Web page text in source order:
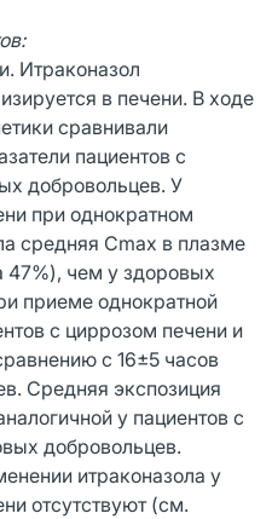
Итраконазол
в печени. В ходе
сравнивали
пациентов с
добровольцев. У
при однократном
средняя Cmax в плазме
47%), чем у здоровых
приеме однократной
с циррозом печени и
с 16±5 часов
Средняя экспозиция
у пациентов с
добровольцев.
итраконазола у
отсутствуют (см.